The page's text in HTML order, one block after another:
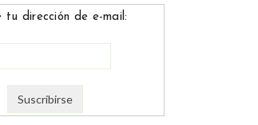
tu dirección de e-mail: